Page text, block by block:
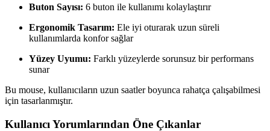
Buton Sayısı: 6 buton ile kullanımı kolaylaştırır
Ergonomik Tasarım: Ele iyi oturarak uzun süreli
kullanımlarda konfor sağlar
Yüzey Uyumu: Farklı yüzeylerde sorunsuz bir performans
sunar
Bu mouse, kullanıcıların uzun saatler boyunca rahatça çalışabilmesi
için tasarlanmıştır.
Kullanıcı Yorumlarından Öne Çıkanlar